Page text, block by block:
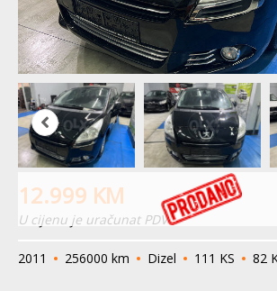
12.999 KM
U cijenu je uračunat PDV
2011 256000 km Dizel 111 KS 82